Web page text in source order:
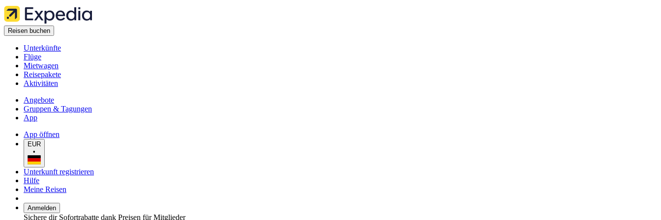
Reisen buchen
Unterkünfte
Flüge
Mietwagen
Reisepakete
Aktivitäten
Angebote
Gruppen & Tagungen
App
App öffnen
EUR
•
Unterkunft registrieren
Hilfe
Meine Reisen
Anmelden
Sichere dir Sofortrabatte dank Preisen für Mitglieder